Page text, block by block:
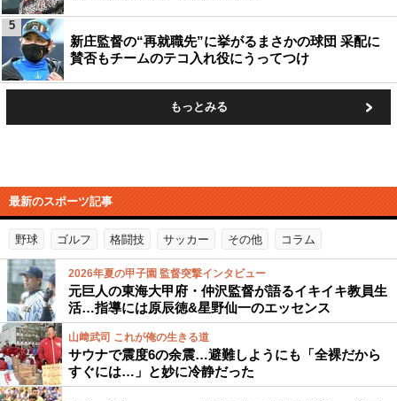
新庄監督の“再就職先”に挙がるまさかの球団 采配に
賛否もチームのテコ入れ役にうってつけ
5
もっとみる
最新のスポーツ記事
野球 ゴルフ 格闘技 サッカー その他 コラム
2026年夏の甲子園 監督突撃インタビュー
元巨人の東海大甲府・仲沢監督が語るイキイキ教員生
活…指導には原辰徳&星野仙一のエッセンス
山﨑武司 これが俺の生きる道
サウナで震度6の余震…避難しようにも「全裸だから
すぐには…」と妙に冷静だった